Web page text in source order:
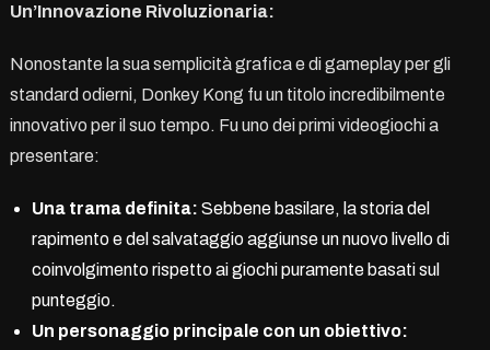
Un’Innovazione Rivoluzionaria:
Nonostante la sua semplicità grafica e di gameplay per gli
standard odierni, Donkey Kong fu un titolo incredibilmente
innovativo per il suo tempo. Fu uno dei primi videogiochi a
presentare:
Una trama definita: Sebbene basilare, la storia del
rapimento e del salvataggio aggiunse un nuovo livello di
coinvolgimento rispetto ai giochi puramente basati sul
punteggio.
Un personaggio principale con un obiettivo: